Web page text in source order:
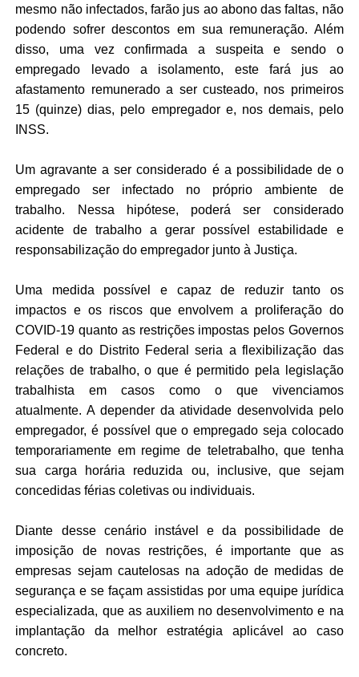
mesmo não infectados, farão jus ao abono das faltas, não
podendo sofrer descontos em sua remuneração. Além
disso, uma vez confirmada a suspeita e sendo o
empregado levado a isolamento, este fará jus ao
afastamento remunerado a ser custeado, nos primeiros
15 (quinze) dias, pelo empregador e, nos demais, pelo
INSS.
Um agravante a ser considerado é a possibilidade de o
empregado ser infectado no próprio ambiente de
trabalho. Nessa hipótese, poderá ser considerado
acidente de trabalho a gerar possível estabilidade e
responsabilização do empregador junto à Justiça.
Uma medida possível e capaz de reduzir tanto os
impactos e os riscos que envolvem a proliferação do
COVID-19 quanto as restrições impostas pelos Governos
Federal e do Distrito Federal seria a flexibilização das
relações de trabalho, o que é permitido pela legislação
trabalhista em casos como o que vivenciamos
atualmente. A depender da atividade desenvolvida pelo
empregador, é possível que o empregado seja colocado
temporariamente em regime de teletrabalho, que tenha
sua carga horária reduzida ou, inclusive, que sejam
concedidas férias coletivas ou individuais.
Diante desse cenário instável e da possibilidade de
imposição de novas restrições, é importante que as
empresas sejam cautelosas na adoção de medidas de
segurança e se façam assistidas por uma equipe jurídica
especializada, que as auxiliem no desenvolvimento e na
implantação da melhor estratégia aplicável ao caso
concreto.